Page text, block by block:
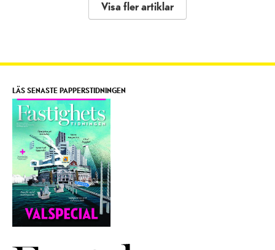
Visa fler artiklar
LÄS SENASTE PAPPERSTIDNINGEN